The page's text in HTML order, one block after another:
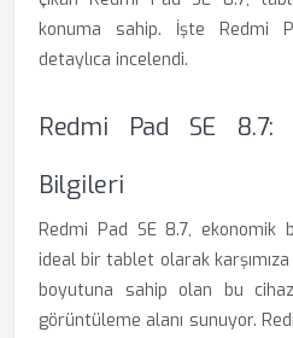
konuma sahip. İşte Redmi
detaylıca incelendi.
Redmi Pad SE 8.7:
Bilgileri
Redmi Pad SE 8.7, ekonomik
ideal bir tablet olarak karşımıza
boyutuna sahip olan bu
görüntüleme alanı sunuyor.